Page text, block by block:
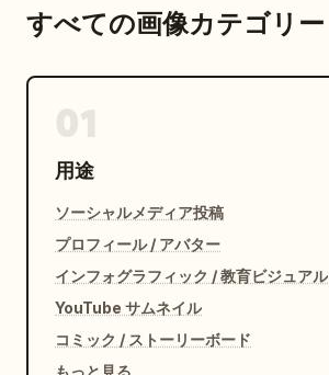
すべての画像カテゴリー
用途
ソーシャルメディア投稿
プロフィール / アバター
インフォグラフィック / 教育ビジュアル
YouTube サムネイル
コミック / ストーリーボード
もっと見る